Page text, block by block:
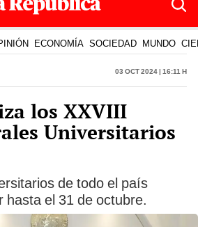
ECONOMÍA SOCIEDAD MUNDO
03 Oct 2024 | 16:11 h
los XXVIII
Universitarios
de todo el país
hasta el 31 de octubre.